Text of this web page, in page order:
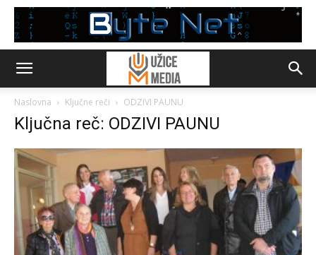
Naslovna Ključne reči ODZIVI PAUNU
Ključna reč: ODZIVI PAUNU